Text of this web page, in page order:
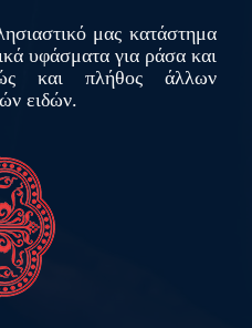
μας κατάστημα
υφάσματα για ράσα και
και πλήθος άλλων
ειδών.